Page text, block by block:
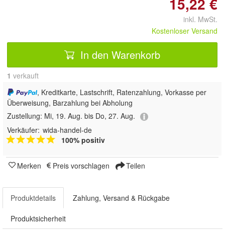
inkl. MwSt.
Kostenloser Versand
In den Warenkorb
1 verkauft
, Kreditkarte, Lastschrift, Ratenzahlung, Vorkasse per
Überweisung, Barzahlung bei Abholung
Zustellung: Mi, 19. Aug. bis Do, 27. Aug.
Verkäufer: wida-handel-de
100% positiv
Merken Preis vorschlagen Teilen
Produktdetails Zahlung, Versand & Rückgabe
Produktsicherheit